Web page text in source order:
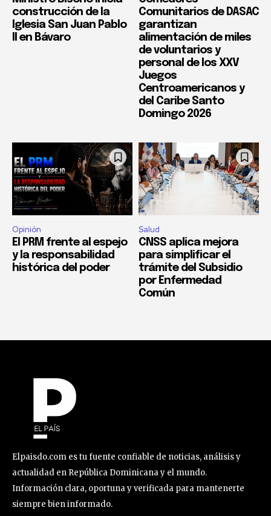
construcción de la
Iglesia San Juan Pablo
II en Bávaro
Comunitarios de DASAC
garantizan
alimentación de miles
de voluntarios y
personal de los XXV
Juegos
Centroamericanos y
del Caribe Santo
Domingo 2026
Opinión
El PRM frente al espejo
y la responsabilidad
histórica del poder
Salud
CNSS aplica mejora
para simplificar el
trámite del Subsidio
por Enfermedad
Común
Elpaisdo.com es tu fuente confiable de noticias, análisis y
actualidad en República Dominicana y el mundo.
Información clara, oportuna y verificada para mantenerte
siempre bien informado.